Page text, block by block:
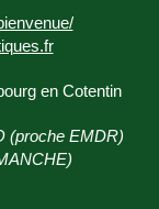
en Cotentin
(proche EMDR)